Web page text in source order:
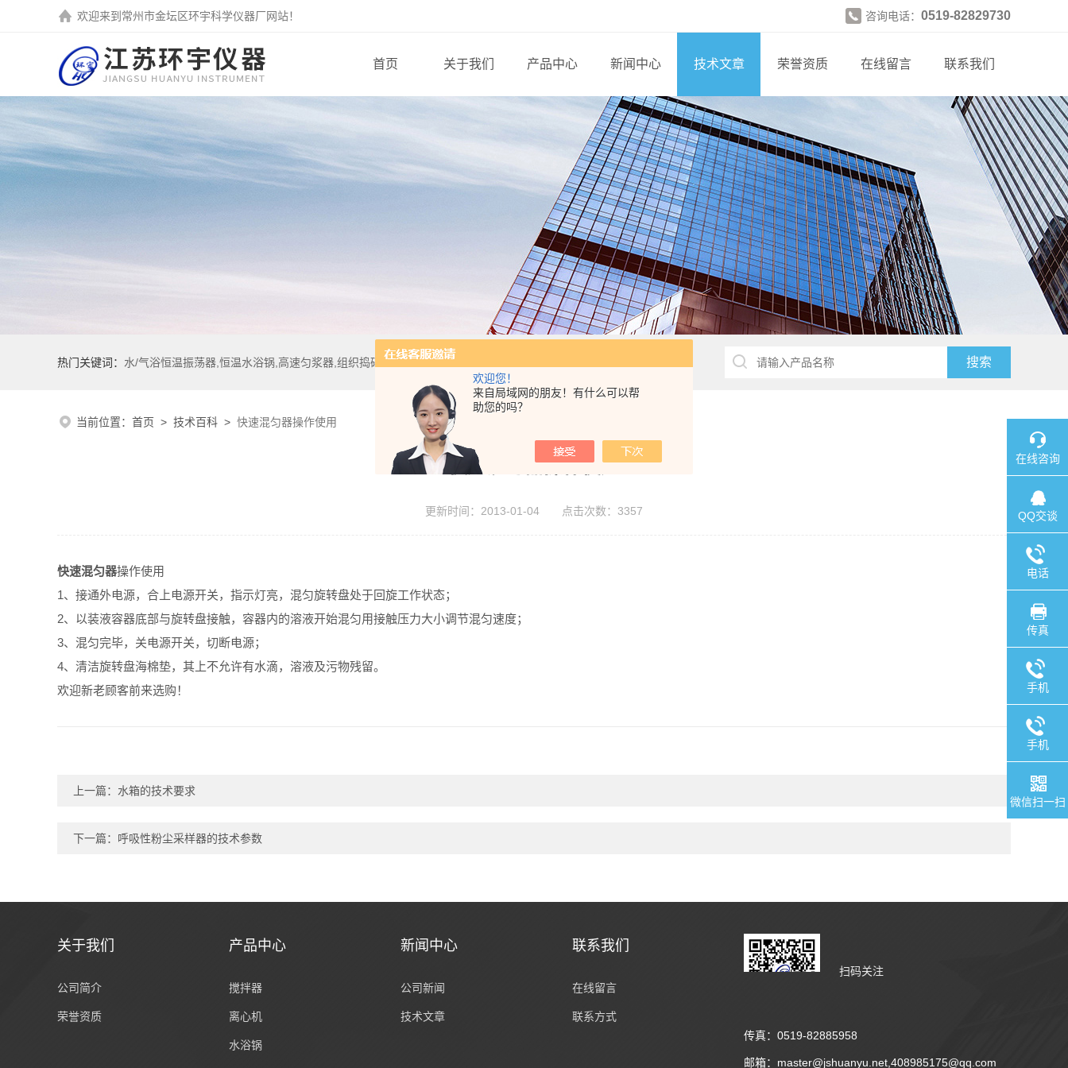
欢迎您！
来自局域网的朋友！有什么可以帮
助您的吗？
欢迎来到 常州市金坛区环宇科学仪器厂网站！ 咨询电话： 0519-82829730
首页 关于我们 产品中心 新闻中心 技术文章 荣誉资质 在线留言 联系我们
热门关键词： 水/气浴恒温振荡器,恒温水浴锅,高速匀浆器,组织捣碎机,数显恒温油浴
当前位置： 首页 > 技术百科 > 快速混匀器操作使用
快速混匀器操作使用
更新时间：2013-01-04 点击次数：3357
快速混匀器操作使用
1、接通外电源，合上电源开关，指示灯亮，混匀旋转盘处于回旋工作状态；
2、以装液容器底部与旋转盘接触，容器内的溶液开始混匀用接触压力大小调节混匀速度；
3、混匀完毕，关电源开关，切断电源；
4、清洁旋转盘海棉垫，其上不允许有水滴，溶液及污物残留。
欢迎新老顾客前来选购！
上一篇： 水箱的技术要求
下一篇： 呼吸性粉尘采样器的技术参数
关于我们
公司简介
荣誉资质
产品中心
搅拌器
离心机
水浴锅
新闻中心
公司新闻
技术文章
联系我们
在线留言
联系方式
扫码关注
传真：0519-82885958
邮箱：master@jshuanyu.net,408985175@qq.com
在线咨询
QQ交谈
电话
传真
手机
手机
微信扫一扫